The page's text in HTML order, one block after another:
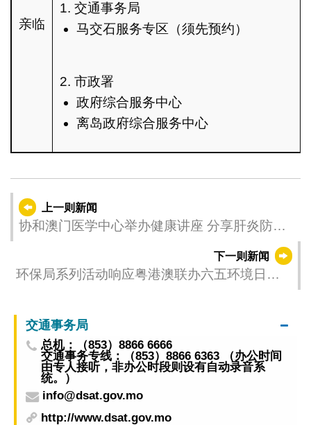
亲临
1. 交通事务局
马交石服务专区（须先预约）
2. 市政署
政府综合服务中心
离岛政府综合服务中心
上一则新闻
协和澳门医学中心举办健康讲座 分享肝炎防治
下一则新闻
环保局系列活动响应粤港澳联办六五环境日国
交通事务局
总机：（853）8866 6666
交通事务专线：（853）8866 6363 （办公时间
由专人接听，非办公时段则设有自动录音系
统。）
info@dsat.gov.mo
http://www.dsat.gov.mo